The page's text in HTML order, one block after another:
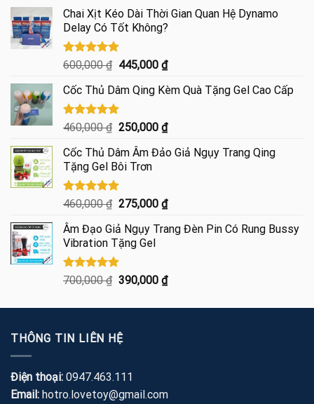
Chai Xịt Kéo Dài Thời Gian Quan Hệ Dynamo
Delay Có Tốt Không?
Được xếp
4.85
5 sao
600,000₫ Giá
là:
600,000 ₫.
445,000 ₫Giá
tại
445,000 ₫.
Cốc Thủ Dâm Qing Kèm Quà Tặng Gel Cao Cấp
Được xếp
5.00
5 sao
460,000₫ Giá
là:
460,000 ₫.
250,000 ₫Giá
tại
Cốc Thủ Dâm Âm Đảo Giả Ngụy Trang Qing
Tặng Gel Bôi Trơn
Được xếp
5.00
5 sao
460,000₫ Giá
là:
460,000 ₫.
275,000 ₫Giá
tại
Âm Đạo Giả Ngụy Trang Đèn Pin Có Rung Bussy
Vibration Tặng Gel
Được xếp
5.00
700,000₫ Giá
là:
390,000 ₫Giá
tại
THÔNG TIN LIÊN HỆ
Điện thoại: 0947.463.111
Email: hotro.lovetoy@gmail.com